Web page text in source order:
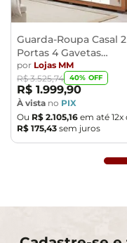
- Ao receber a
condições da
assine o
- Montagem,
de responsabilidade
responsabilizamos,
escadas/elevadores
apartamentos.
responsabilidade do
que passará
Guarda-Roupa Casal 2
Portas 4 Gavetas
Caemmun Moviment
por Lojas MM
R$ 3.525,74 40% OFF
R$ 1.999,90
À vista no PIX
Ou R$ 2.105,16 em até 12x
R$ 175,43 sem juros